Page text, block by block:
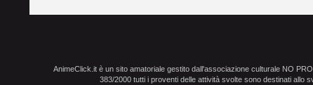
AnimeClick.it è un sito amatoriale gestito dall'associazione culturale NO
383/2000 tutti i proventi delle attività svolte sono destinati allo